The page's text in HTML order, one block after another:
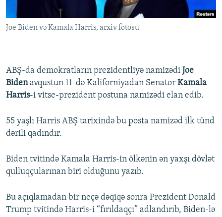
AZADLIQRADIOSU MOBIL TELEFONUNUZDA
BIZIMLƏ ƏLAQƏ
RFE/RL-in bütün saytları
Joe Biden və Kamala Harris, arxiv fotosu
ABŞ-da demokratların prezidentliyə namizədi Joe
Bidenavqustun 11-də Kaliforniyadan Senator Kamala
Harris-i vitse-prezident postuna namizədi elan edib.
55 yaşlı Harris ABŞ tarixində bu posta namizəd ilk tünd
dərili qadındır.
Biden tvitində Kamala Harris-in ölkənin ən yaxşı dövlət
qulluqçularınan biri olduğunu yazıb.
Bu açıqlamadan bir neçə dəqiqə sonra Prezident Donald
Trump tvitində Harris-i “fırıldaqçı” adlandırıb, Biden-lə